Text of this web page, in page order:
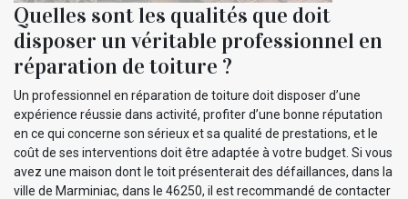
Quelles sont les qualités que doit
disposer un véritable professionnel en
réparation de toiture ?
Un professionnel en réparation de toiture doit disposer d’une
expérience réussie dans activité, profiter d’une bonne réputation
en ce qui concerne son sérieux et sa qualité de prestations, et le
coût de ses interventions doit être adaptée à votre budget. Si vous
avez une maison dont le toit présenterait des défaillances, dans la
ville de Marminiac, dans le 46250, il est recommandé de contacter